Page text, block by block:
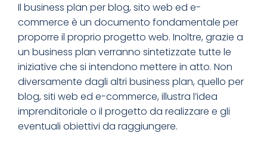
Il business plan per blog, sito web ed e-
commerce è un documento fondamentale per
proporre il proprio progetto web. Inoltre, grazie a
un business plan verranno sintetizzate tutte le
iniziative che si intendono mettere in atto. Non
diversamente dagli altri business plan, quello per
blog, siti web ed e-commerce, illustra l’idea
imprenditoriale o il progetto da realizzare e gli
eventuali obiettivi da raggiungere.